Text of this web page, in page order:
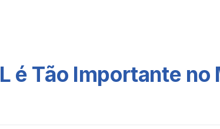
é Tão Importante no